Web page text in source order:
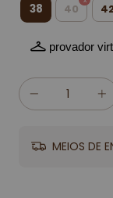
38 40
provador
MEIOS DE